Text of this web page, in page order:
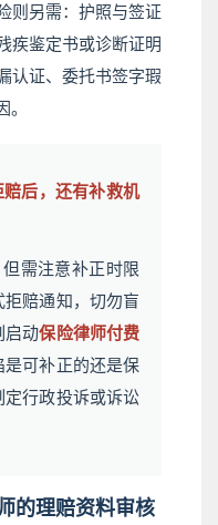
则另需：护照与签证
疾鉴定书或诊断证明
认证、委托书签字瑕
后，还有补救机
需注意补正时限
赔通知，切勿盲
启动保险律师付费
可补正的还是保
定行政投诉或诉讼
的理赔资料审核